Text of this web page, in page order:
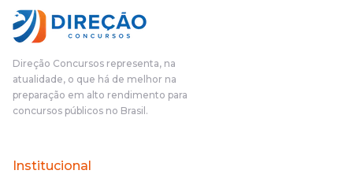
fundamental na minha derrota no ano passado para que eu
pudesse enxergar o que eu errei e corrigir minha rota.E além
das aulas vocês(Direção Concursos), que fizeram um
o aluno, além de ter que estudar, ele tem que perder tempo
fazendo um cronograma, num pós- edital é muito
complicado, é uma avalanche de informação, então vocês
terem feito isso é muito bacana, porque quando eu me sentia
no volume de matérias.
Direção Concursos representa, na
atualidade, o que há de melhor na
preparação em alto rendimento para
concursos públicos no Brasil.
Institucional